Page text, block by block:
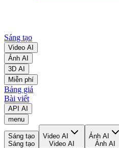
Sáng tạo
Video AI
Ảnh AI
3D AI
Miễn phí
Bảng giá
Bài viết
API AI
menu
Sáng tạo
Sáng tạo
Video AI
Video AI
Ảnh AI
Ảnh AI